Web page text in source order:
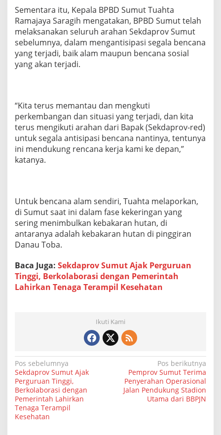
Sementara itu, Kepala BPBD Sumut Tuahta
Ramajaya Saragih mengatakan, BPBD Sumut telah
melaksanakan seluruh arahan Sekdaprov Sumut
sebelumnya, dalam mengantisipasi segala bencana
yang terjadi, baik alam maupun bencana sosial
yang akan terjadi.
“Kita terus memantau dan mengkuti
perkembangan dan situasi yang terjadi, dan kita
terus mengikuti arahan dari Bapak (Sekdaprov-red)
untuk segala antisipasi bencana nantinya, tentunya
ini mendukung rencana kerja kami ke depan,”
katanya.
Untuk bencana alam sendiri, Tuahta melaporkan,
di Sumut saat ini dalam fase kekeringan yang
sering menimbulkan kebakaran hutan, di
antaranya adalah kebakaran hutan di pinggiran
Danau Toba.
Baca Juga: Sekdaprov Sumut Ajak Perguruan
Tinggi, Berkolaborasi dengan Pemerintah
Lahirkan Tenaga Terampil Kesehatan
Ikuti Kami
N
a
v
i
g
Pos sebelumnya
Sekdaprov Sumut Ajak
Perguruan Tinggi,
Berkolaborasi dengan
Pemerintah Lahirkan
Tenaga Terampil
Kesehatan
Pos berikutnya
Pemprov Sumut Terima
Penyerahan Operasional
Jalan Pendukung Stadion
Utama dari BBPJN